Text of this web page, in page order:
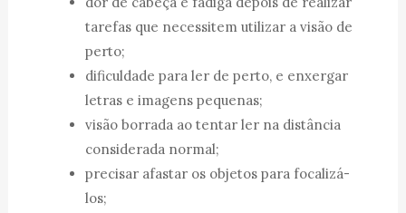
tarefas que necessitem utilizar a visão de
perto;
dificuldade para ler de perto, e enxergar
letras e imagens pequenas;
visão borrada ao tentar ler na distância
considerada normal;
precisar afastar os objetos para focalizá-
los;